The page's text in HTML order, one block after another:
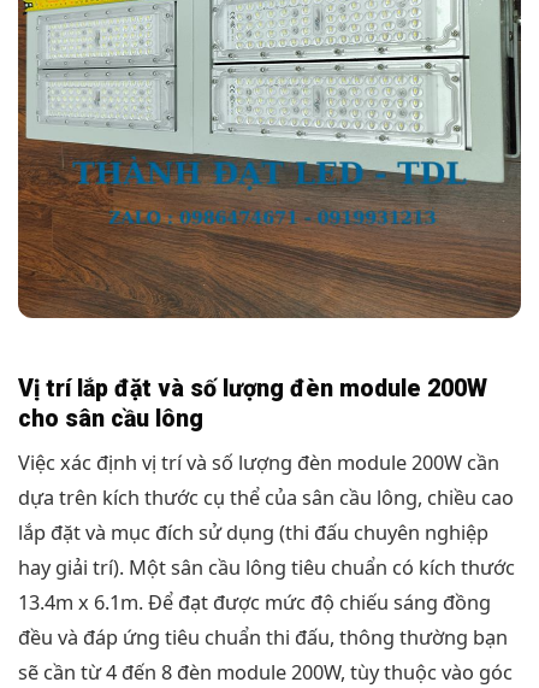
Vị trí lắp đặt và số lượng đèn module 200W
cho sân cầu lông
Việc xác định vị trí và số lượng đèn module 200W cần
dựa trên kích thước cụ thể của sân cầu lông, chiều cao
lắp đặt và mục đích sử dụng (thi đấu chuyên nghiệp
hay giải trí). Một sân cầu lông tiêu chuẩn có kích thước
13.4m x 6.1m. Để đạt được mức độ chiếu sáng đồng
đều và đáp ứng tiêu chuẩn thi đấu, thông thường bạn
sẽ cần từ 4 đến 8 đèn module 200W, tùy thuộc vào góc